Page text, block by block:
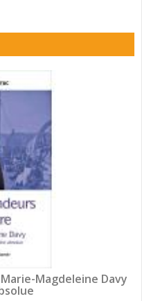
Marie-Magdeleine Davy